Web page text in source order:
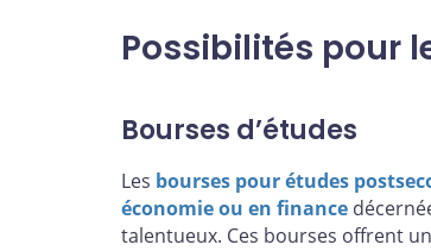
Possibilités pour
Bourses d’études
Les bourses pour études
économie ou en finance
talentueux. Ces bourses offrent